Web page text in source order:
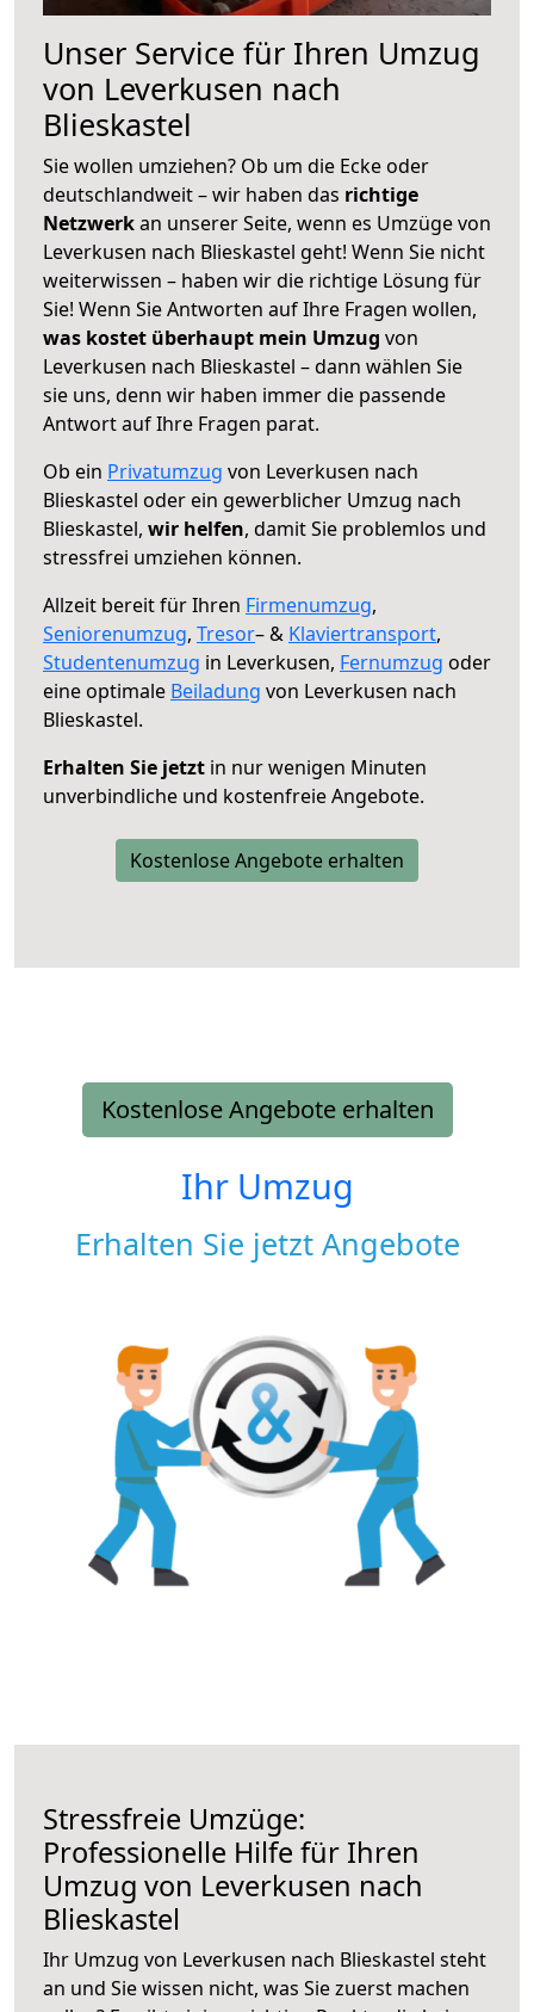
Unser Service für Ihren Umzug
von Leverkusen nach
Blieskastel
Sie wollen umziehen? Ob um die Ecke oder
deutschlandweit – wir haben das richtige
Netzwerkan unserer Seite, wenn es Umzüge von
Leverkusen nach Blieskastel geht! Wenn Sie nicht
weiterwissen – haben wir die richtige Lösung für
Sie! Wenn Sie Antworten auf Ihre Fragen wollen,
was kostet überhaupt mein Umzug von
Leverkusen nach Blieskastel – dann wählen Sie
sie uns, denn wir haben immer die passende
Antwort auf Ihre Fragen parat.
Ob ein Privatumzug von Leverkusen nach
Blieskastel oder ein gewerblicher Umzug nach
Blieskastel, wir helfen, damit Sie problemlos und
stressfrei umziehen können.
Allzeit bereit für Ihren Firmenumzug,
Seniorenumzug, Tresor– & Klaviertransport,
Studentenumzug in Leverkusen, Fernumzug oder
eine optimale Beiladung von Leverkusen nach
Blieskastel.
Erhalten Sie jetzt in nur wenigen Minuten
unverbindliche und kostenfreie Angebote.
Kostenlose Angebote erhalten
Kostenlose Angebote erhalten
Ihr Umzug
Erhalten Sie jetzt Angebote
Stressfreie Umzüge:
Professionelle Hilfe für Ihren
Umzug von Leverkusen nach
Blieskastel
Ihr Umzug von Leverkusen nach Blieskastel steht
an und Sie wissen nicht, was Sie zuerst machen